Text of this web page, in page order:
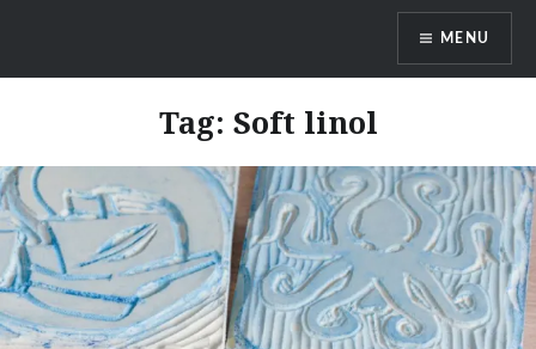
DragonDanielas Hobbyblog
MENU
Tag: Soft linol